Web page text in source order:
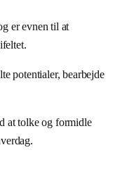
er evnen til at
potentialer, bearbejde
at tolke og formidle